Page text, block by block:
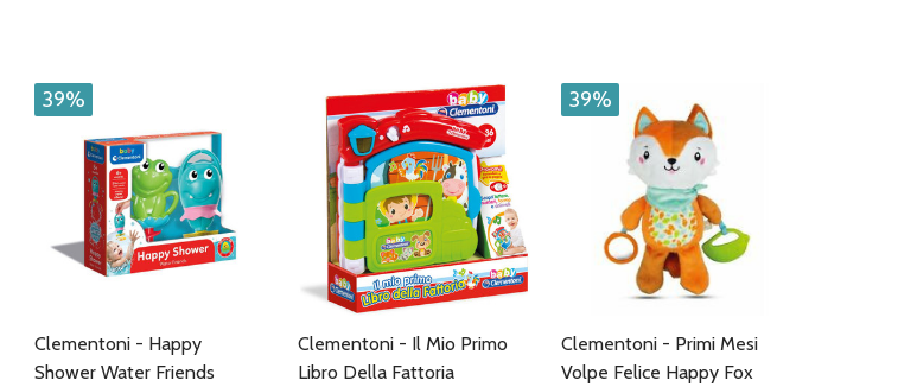
39%
Clementoni - Happy
Shower Water Friends
Clementoni - Il Mio Primo
Libro Della Fattoria
39%
Clementoni - Primi Mesi
Volpe Felice Happy Fox